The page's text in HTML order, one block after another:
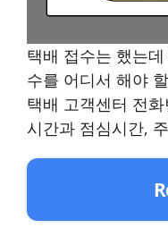
택배 접수는 했는
수를 어디서 해야
택배 고객센터 전
시간과 점심시간,